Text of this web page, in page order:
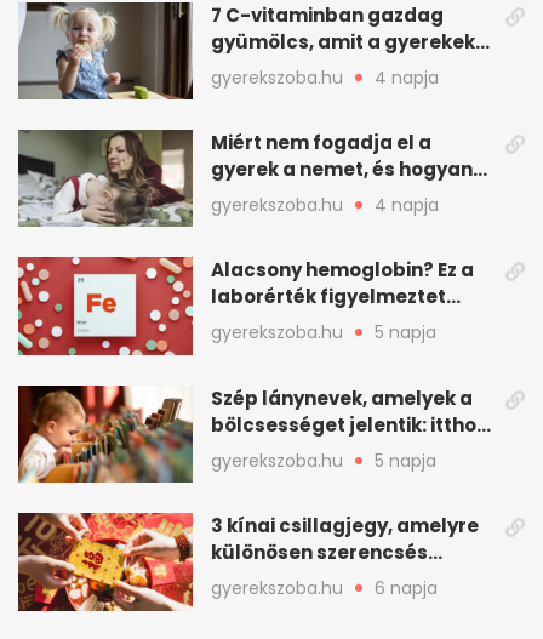
7 C-vitaminban gazdag
gyümölcs, amit a gyerekek
is szívesen megesznek
gyerekszoba.hu 4 napja
Miért nem fogadja el a
gyerek a nemet, és hogyan
mondd ki jól?
gyerekszoba.hu 4 napja
Alacsony hemoglobin? Ez a
laborérték figyelmeztet
vashiányra
gyerekszoba.hu 5 napja
Szép lánynevek, amelyek a
bölcsességet jelentik: itthon
is adhatók
gyerekszoba.hu 5 napja
3 kínai csillagjegy, amelyre
különösen szerencsés
augusztus vár
gyerekszoba.hu 6 napja